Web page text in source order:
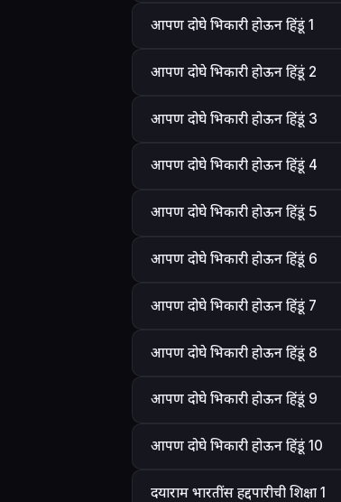
आपण दोघे भिकारी होऊन हिंडूं 1
आपण दोघे भिकारी होऊन हिंडूं 2
आपण दोघे भिकारी होऊन हिंडूं 3
आपण दोघे भिकारी होऊन हिंडूं 4
आपण दोघे भिकारी होऊन हिंडूं 5
आपण दोघे भिकारी होऊन हिंडूं 6
आपण दोघे भिकारी होऊन हिंडूं 7
आपण दोघे भिकारी होऊन हिंडूं 8
आपण दोघे भिकारी होऊन हिंडूं 9
आपण दोघे भिकारी होऊन हिंडूं 10
दयाराम भारतींस हद्दपारीची शिक्षा 1